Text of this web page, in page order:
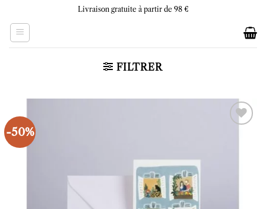
content
Livraison gratuite à partir de 98 €
FILTRER
-50%